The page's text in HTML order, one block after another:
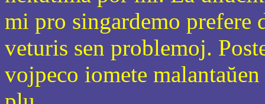
mi pro singardemo prefere
veturis sen problemoj.
vojpeco iomete